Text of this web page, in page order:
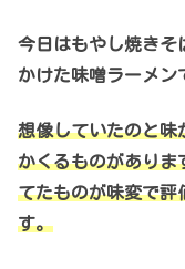
今日はもやし焼きそ
かけた味噌ラーメン
想像していたのと味
かくるものがありま
てたものが味変で評
す。